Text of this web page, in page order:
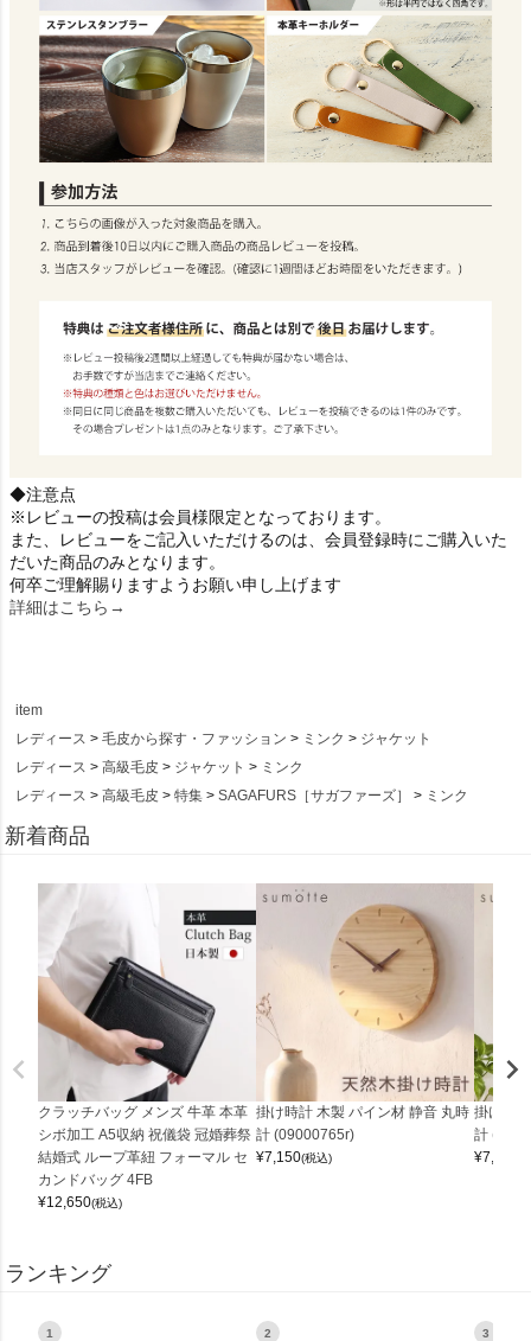
◆注意点
※レビューの投稿は会員様限定となっております。
また、レビューをご記入いただけるのは、会員登録時にご購入いた
だいた商品のみとなります。
何卒ご理解賜りますようお願い申し上げます
詳細はこちら→
item
レディース
毛皮から探す・ファッション ミンク
ジャケット
レディース
高級毛皮 ジャケット
ミンク
レディース
高級毛皮 特集 SAGAFURS［サガファーズ］ ミンク
新着商品
クラッチバッグ メンズ 牛革 本革
シボ加工 A5収納 祝儀袋 冠婚葬祭
結婚式 ループ革紐 フォーマル セ
カンドバッグ 4FB
¥12,650(税込)
掛け時計 木製 パイン材 静音 丸時
計 (09000765r)
¥7,150(税込)
掛け時
計
¥7,150
ランキング
1 2 3